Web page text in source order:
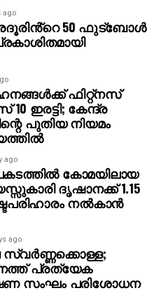
ഹൈക്കോടതി
ഉള്‍പ്പെടുത്താനുള്ള
ഇറങ്ങിയ ഒരാളെ
വേണ്ടത്. 24
കാരണം പറഞ്ഞ്
സാധ്യത
പറഞ്ഞിരുന്നു.
ago
50 ഫുട്ബോൾ
ഫിറ്റ്‌നസ്
10 ഇരട്ടി; കേന്ദ്ര
പുതിയ നിയമം
ago
കോമയിലായ
ദൃഷാനക്ക് 1.15
നല്‍കാന്‍
ago
സ്വര്‍ണ്ണക്കൊള്ള;
പ്രത്യേക
സംഘം പരിശോധന